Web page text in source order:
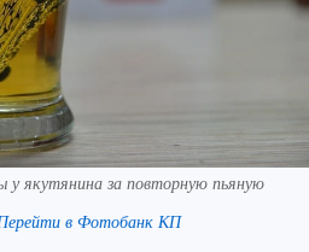
у якутянина за повторную пьяную
в Фотобанк КП